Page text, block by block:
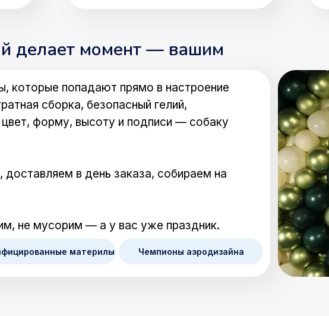
делает момент — вашим
которые попадают прямо в настроение
сборка, безопасный гелий,
форму, высоту и подписи — собаку
в день заказа, собираем на
не мусорим — а у вас уже праздник.
Чемпионы аэродизайна
материлы